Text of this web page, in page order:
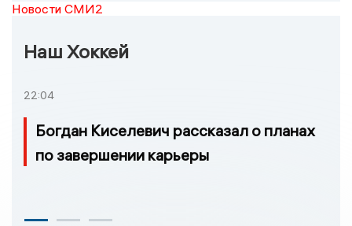
Новости СМИ2
Наш Хоккей
22:04
Богдан Киселевич рассказал о планах
по завершении карьеры